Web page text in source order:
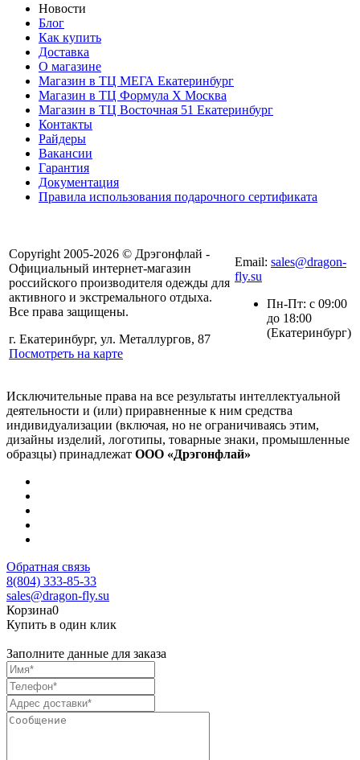
Новости
Блог
Как купить
Доставка
О магазине
Магазин в ТЦ МЕГА Екатеринбург
Магазин в ТЦ Формула X Москва
Магазин в ТЦ Восточная 51 Екатеринбург
Контакты
Райдеры
Вакансии
Гарантия
Документация
Правила использования подарочного сертификата
Copyright 2005-2026 © Дрэгонфлай -
Официальный интернет-магазин
российского производителя одежды для
активного и экстремального отдыха.
Все права защищены.
г. Екатеринбург, ул. Металлургов, 87
Посмотреть на карте
Email: sales@dragon-
fly.su
Пн-Пт: с 09:00
до 18:00
(Екатеринбург)
Исключительные права на все результаты интеллектуальной
деятельности и (или) приравненные к ним средства
индивидуализации (включая, но не ограничиваясь этим,
дизайны изделий, логотипы, товарные знаки, промышленные
образцы) принадлежат ООО «Дрэгонфлай»
Обратная связь
8(804) 333-85-33
sales@dragon-fly.su
Корзина0
Купить в один клик
Заполните данные для заказа